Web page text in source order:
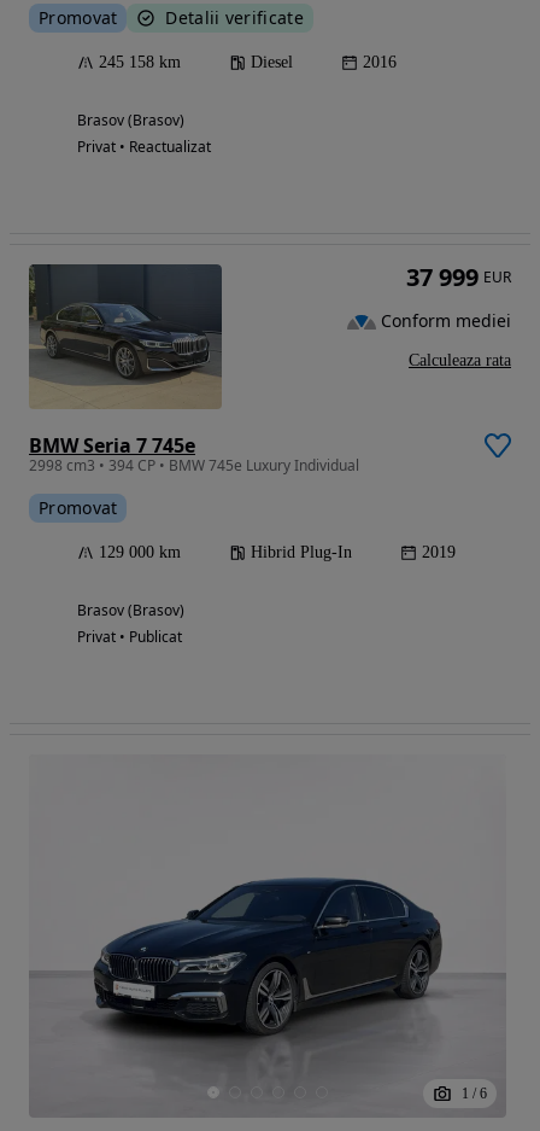
Promovat Detalii verificate
245 158 km Diesel 2016
Brasov (Brasov)
Privat • Reactualizat
BMW Seria 7 745e
2998 cm3 • 394 CP • BMW 745e Luxury Individual
Promovat
129 000 km Hibrid Plug-In 2019
Brasov (Brasov)
Privat • Publicat
37 999 EUR
Conform mediei
Calculeaza rata
1 / 6